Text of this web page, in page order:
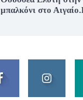
μπαλκόνι στο